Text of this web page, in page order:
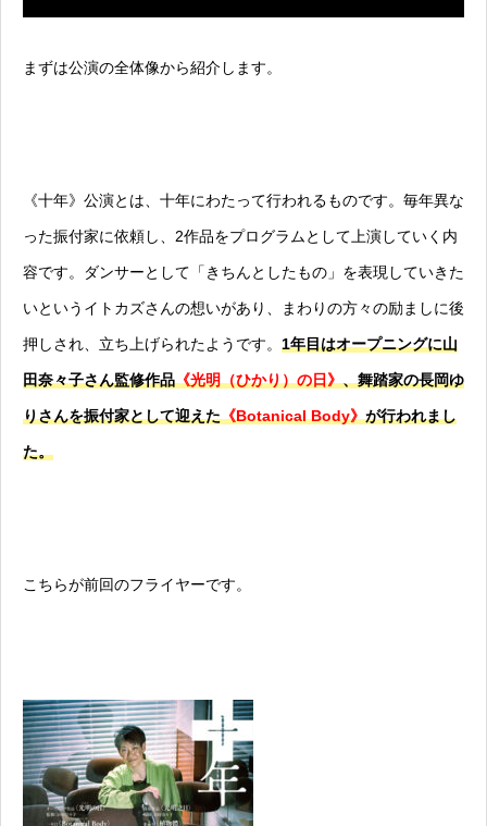
まずは公演の全体像から紹介します。
《十年》公演とは、十年にわたって行われるものです。毎年異な
った振付家に依頼し、2作品をプログラムとして上演していく内
容です。ダンサーとして「きちんとしたもの」を表現していきた
いというイトカズさんの想いがあり、まわりの方々の励ましに後
押しされ、立ち上げられたようです。 1年目はオープニングに山
田奈々子さん監修作品《光明（ひかり）の日》、舞踏家の長岡ゆ
りさんを振付家として迎えた《Botanical Body》が行われまし
た。
こちらが前回のフライヤーです。